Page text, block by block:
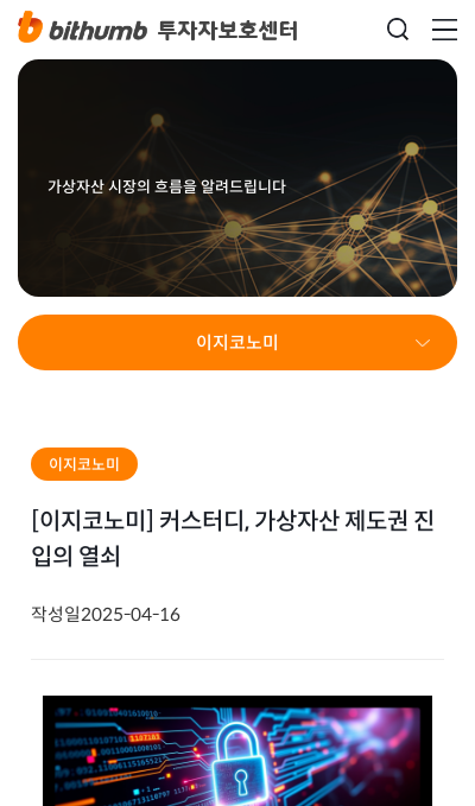
가상자산 시장의 흐름을 알려드립니다
이지코노미
이지코노미
[이지코노미] 커스터디, 가상자산 제도권 진
입의 열쇠
작성일2025-04-16